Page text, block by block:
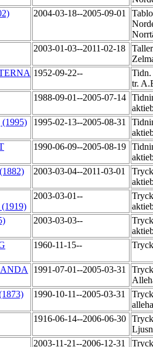
2004-03-18--2005-09-01
2003-01-03--2011-02-18
1952-09-22--
Tidn.
tr.
1988-09-01--2005-07-14
1995-02-13--2005-08-31
1990-06-09--2005-08-19
2003-03-04--2011-03-01
2003-03-01--
2003-03-03--
1960-11-15--
1991-07-01--2005-03-31
1990-10-11--2005-03-31
1916-06-14--2006-06-30
2003-11-21--2006-12-31